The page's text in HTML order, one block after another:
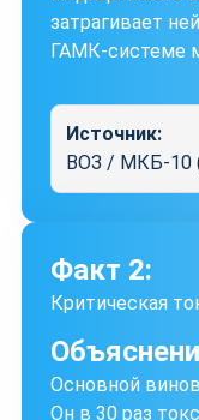
затрагивает
ГАМК-системе
Источник:
ВОЗ / МКБ-10
Факт 2:
Критическая
Основной
Он в 30 раз